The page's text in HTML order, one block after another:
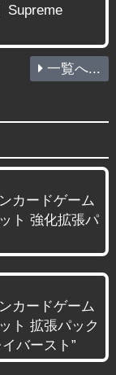
Supreme
一覧へ...
カードゲーム
ト 強化拡張パ
カードゲーム
ト 拡張パック
バースト”